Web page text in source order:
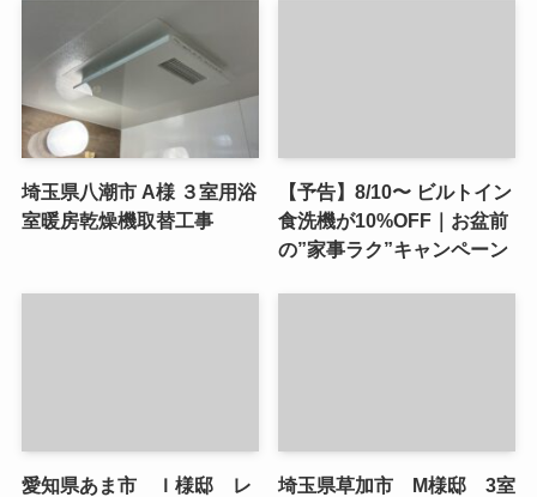
埼玉県八潮市 A様 ３室用浴
室暖房乾燥機取替工事
【予告】8/10〜 ビルトイン
食洗機が10%OFF｜お盆前
の”家事ラク”キャンペーン
愛知県あま市 Ｉ様邸 レ
埼玉県草加市 M様邸 3室